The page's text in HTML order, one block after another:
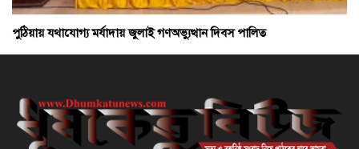
পুঠিয়ায় যথাযোগ্য মর্যাদায় জুলাই গণঅভ্যুত্থান দিবস পালিত